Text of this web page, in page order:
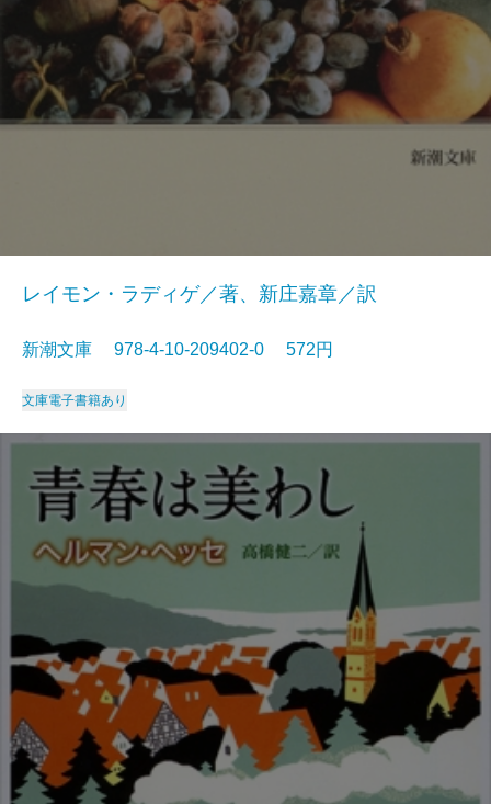
レイモン・ラディゲ／著、新庄嘉章／訳
新潮文庫 978-4-10-209402-0 572円
文庫電子書籍あり